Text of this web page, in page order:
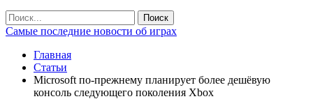
Самые последние новости об играх
Главная
Статьи
Microsoft по-прежнему планирует более дешёвую
консоль следующего поколения Xbox